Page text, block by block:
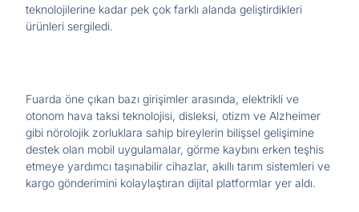
teknolojilerine kadar pek çok farklı alanda geliştirdikleri
ürünleri sergiledi.
Fuarda öne çıkan bazı girişimler arasında, elektrikli ve
otonom hava taksi teknolojisi, disleksi, otizm ve Alzheimer
gibi nörolojik zorluklara sahip bireylerin bilişsel gelişimine
destek olan mobil uygulamalar, görme kaybını erken teşhis
etmeye yardımcı taşınabilir cihazlar, akıllı tarım sistemleri ve
kargo gönderimini kolaylaştıran dijital platformlar yer aldı.